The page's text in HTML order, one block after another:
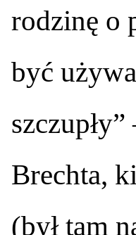
rodzinę o
być
Brechta,
(był tam